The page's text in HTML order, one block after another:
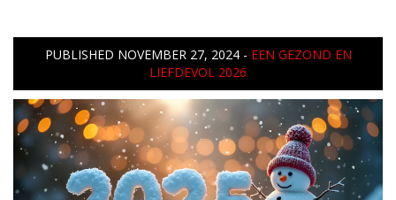
PUBLISHED NOVEMBER 27, 2024- EEN GEZOND EN
LIEFDEVOL 2026